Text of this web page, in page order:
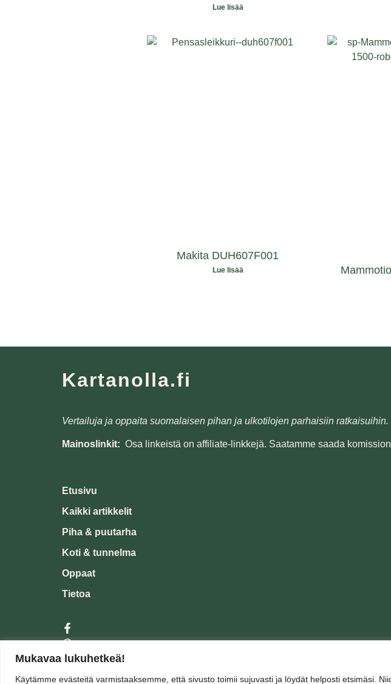
Mukavaa lukuhetkeä!
Käytämme evästeitä varmistaaksemme, että sivusto toimii sujuvasti ja löydät helposti etsimäsi.
Lue lisää
Makita DUH607F001
Lue lisää
Kartanolla.fi
Vertailuja ja oppaita suomalaisen pihan ja ulkotilojen parhaisiin ratkaisuihin.
Mainoslinkit: Osa linkeistä on affiliate-linkkejä. Saatamme saada
Etusivu
Kaikki artikkelit
Piha & puutarha
Koti & tunnelma
Oppaat
Tietoa